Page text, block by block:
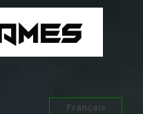
Français